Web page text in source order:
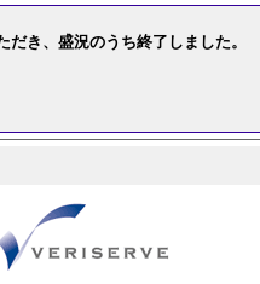
き、盛況のうち終了しました。